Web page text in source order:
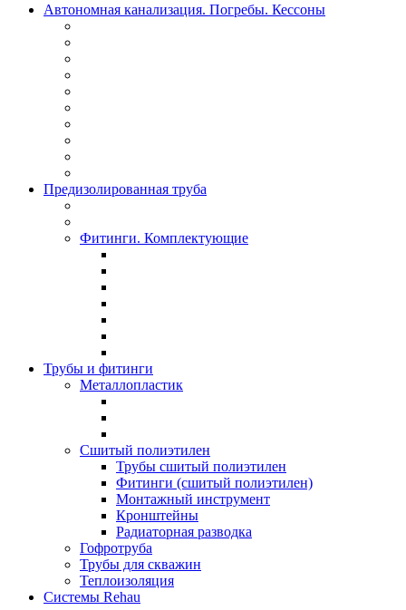
Автономная канализация. Погребы. Кессоны
Предизолированная труба
Фитинги. Комплектующие
Трубы и фитинги
Металлопластик
Сшитый полиэтилен
Трубы сшитый полиэтилен
Фитинги (сшитый полиэтилен)
Монтажный инструмент
Кронштейны
Радиаторная разводка
Гофротруба
Трубы для скважин
Теплоизоляция
Системы Rehau